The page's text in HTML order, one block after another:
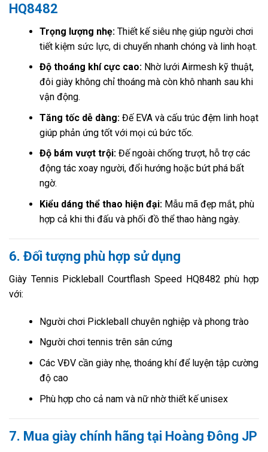
HQ8482
Trọng lượng nhẹ:Thiết kế siêu nhẹ giúp người chơi
tiết kiệm sức lực, di chuyển nhanh chóng và linh hoạt.
Độ thoáng khí cực cao:Nhờ lưới Airmesh kỹ thuật,
đôi giày không chỉ thoáng mà còn khô nhanh sau khi
vận động.
Tăng tốc dễ dàng:Đế EVA và cấu trúc đệm linh hoạt
giúp phản ứng tốt với mọi cú bức tốc.
Độ bám vượt trội:Đế ngoài chống trượt, hỗ trợ các
động tác xoay người, đổi hướng hoặc bứt phá bất
ngờ.
Kiểu dáng thể thao hiện đại:Mẫu mã đẹp mắt, phù
hợp cả khi thi đấu và phối đồ thể thao hàng ngày.
6. Đối tượng phù hợp sử dụng
Giày Tennis Pickleball Courtflash Speed HQ8482 phù hợp
với:
Người chơi Pickleball chuyên nghiệp và phong trào
Người chơi tennis trên sân cứng
Các VĐV cần giày nhẹ, thoáng khí để luyện tập cường
độ cao
Phù hợp cho cả nam và nữ nhờ thiết kế unisex
7. Mua giày chính hãng tại Hoàng Đông JP